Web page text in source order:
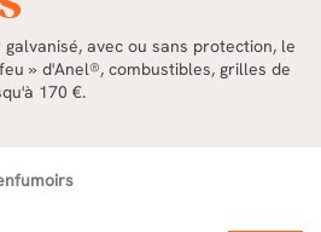
avec ou sans protection, le
» d'Anel®, combustibles, grilles de
170 €.